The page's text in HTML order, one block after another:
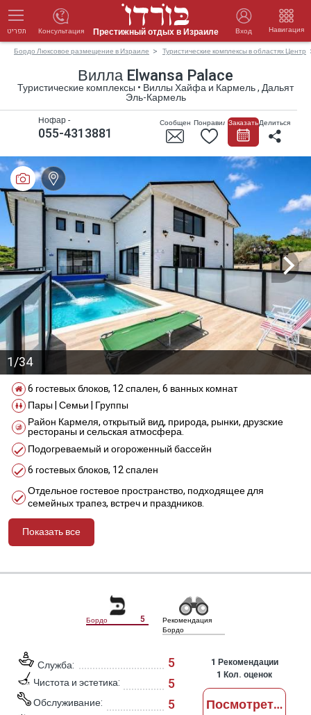
תפריט Престижный отдых в Израиле Вход Навигация
Консультация
Бордо Люксовое размещение в Израиле Туристические комплексы в областях Центр
Вилла Elwansa Palace
Туристические комплексы • Виллы Хайфа и Кармель , Дальят
Эль-Кармель
Делиться
СообщениеПонравилосьЗаказать
055-4313881
Нофар -
1/34
6 гостевых блоков, 12 спален, 6 ванных комнат
Пары | Семьи | Группы
Район Кармеля, открытый вид, природа, рынки, друзские
рестораны и сельская атмосфера.
Подогреваемый и огороженный бассейн
6 гостевых блоков, 12 спален
Отдельное гостевое пространство, подходящее для
семейных трапез, встреч и праздников.
Показать все
Бордо 5
Рекомендация
Бордо
Служба: 5
Чистота и эстетика: 5
Обслуживание: 5
1 Рекомендации
1 Кол. оценок
Посмотреть